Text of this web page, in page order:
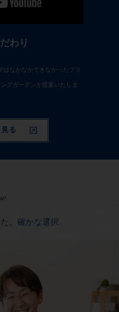
わり
はなかなかできなかったプラ
グガーデンが提案いたしま
る
、確かな選択